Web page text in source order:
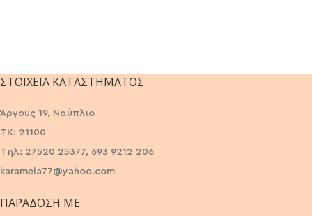
ΣΤΟΙΧΕΊΑ ΚΑΤΑΣΤΉΜΑΤΟΣ
Άργους 19, Ναύπλιο
ΤΚ: 21100
Τηλ: 27520 25377, 693 9212 206
karamela77@yahoo.com
ΠΑΡΆΔΟΣΗ ΜΕ